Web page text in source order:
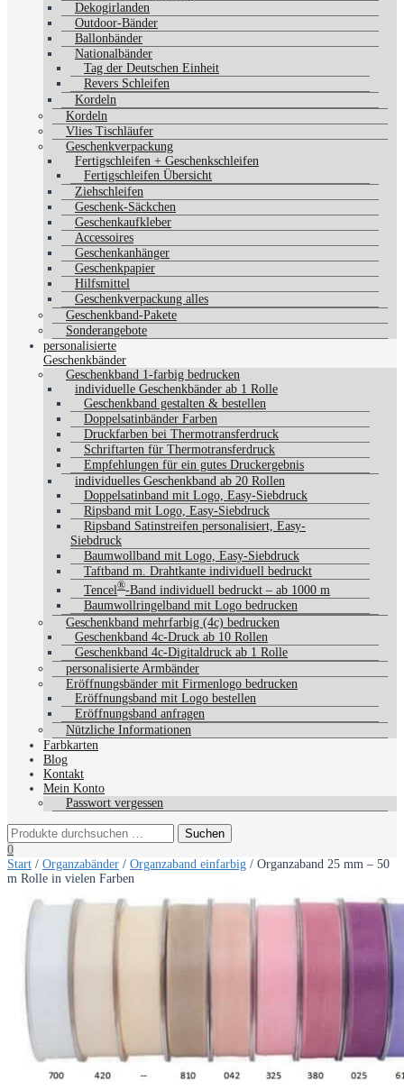
Dekogirlanden
Outdoor-Bänder
Ballonbänder
Nationalbänder
Tag der Deutschen Einheit
Revers Schleifen
Kordeln
Kordeln
Vlies Tischläufer
Geschenkverpackung
Fertigschleifen + Geschenkschleifen
Fertigschleifen Übersicht
Ziehschleifen
Geschenk-Säckchen
Geschenkaufkleber
Accessoires
Geschenkanhänger
Geschenkpapier
Hilfsmittel
Geschenkverpackung alles
Geschenkband-Pakete
Sonderangebote
personalisierte
Geschenkbänder
Geschenkband 1-farbig bedrucken
individuelle Geschenkbänder ab 1 Rolle
Geschenkband gestalten & bestellen
Doppelsatinbänder Farben
Druckfarben bei Thermotransferdruck
Schriftarten für Thermotransferdruck
Empfehlungen für ein gutes Druckergebnis
individuelles Geschenkband ab 20 Rollen
Doppelsatinband mit Logo, Easy-Siebdruck
Ripsband mit Logo, Easy-Siebdruck
Ripsband Satinstreifen personalisiert, Easy-
Siebdruck
Baumwollband mit Logo, Easy-Siebdruck
Taftband m. Drahtkante individuell bedruckt
Tencel®-Band individuell bedruckt – ab 1000 m
Baumwollringelband mit Logo bedrucken
Geschenkband mehrfarbig (4c) bedrucken
Geschenkband 4c-Druck ab 10 Rollen
Geschenkband 4c-Digitaldruck ab 1 Rolle
personalisierte Armbänder
Eröffnungsbänder mit Firmenlogo bedrucken
Eröffnungsband mit Logo bestellen
Eröffnungsband anfragen
Nützliche Informationen
Farbkarten
Blog
Kontakt
Mein Konto
Passwort vergessen
0
Start / Organzabänder / Organzaband einfarbig / Organzaband 25 mm – 50
m Rolle in vielen Farben